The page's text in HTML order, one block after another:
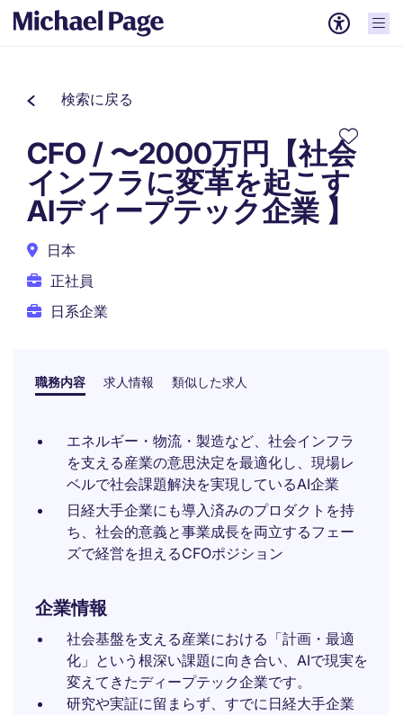
検索に戻る
CFO / 〜2000万円【社会
インフラに変革を起こす
AIディープテック企業 】
日本
正社員
日系企業
職務内容 求人情報 類似した求人
エネルギー・物流・製造など、社会インフラ
を支える産業の意思決定を最適化し、現場レ
ベルで社会課題解決を実現しているAI企業
日経大手企業にも導入済みのプロダクトを持
ち、社会的意義と事業成長を両立するフェー
ズで経営を担えるCFOポジション
企業情報
社会基盤を支える産業における「計画・最適
化」という根深い課題に向き合い、AIで現実を
変えてきたディープテック企業です。
研究や実証に留まらず、すでに日経大手企業